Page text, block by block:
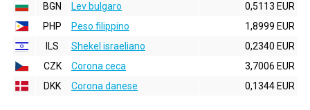
BGN
Lev bulgaro
0,5113 EUR
PHP
Peso filippino
1,8999 EUR
ILS
Shekel israeliano
0,2340 EUR
CZK
Corona ceca
3,7006 EUR
DKK
Corona danese 0,1344 EUR